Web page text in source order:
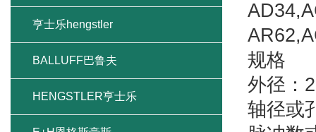
规格
外径：
轴径或
亨士乐hengstler
BALLUFF巴鲁夫
HENGSTLER亨士乐